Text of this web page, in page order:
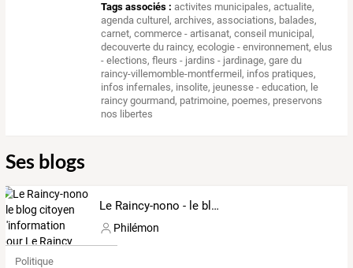
Tags associés : activites municipales,actualite,
agenda culturel,archives,associations, balades,
carnet,commerce - artisanat,conseil municipal,
decouverte du raincy,ecologie - environnement,elus
- elections,fleurs - jardins - jardinage,gare du
raincy-villemomble-montfermeil, infos pratiques,
infos infernales, insolite, jeunesse - education, le
raincy gourmand, patrimoine, poemes, preservons
nos libertes
Ses blogs
Le Raincy-nono - le blog citoyen d'information pour Le Raincy
Philémon
Politique